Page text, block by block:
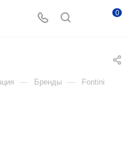
0
— Бренды — Fontini